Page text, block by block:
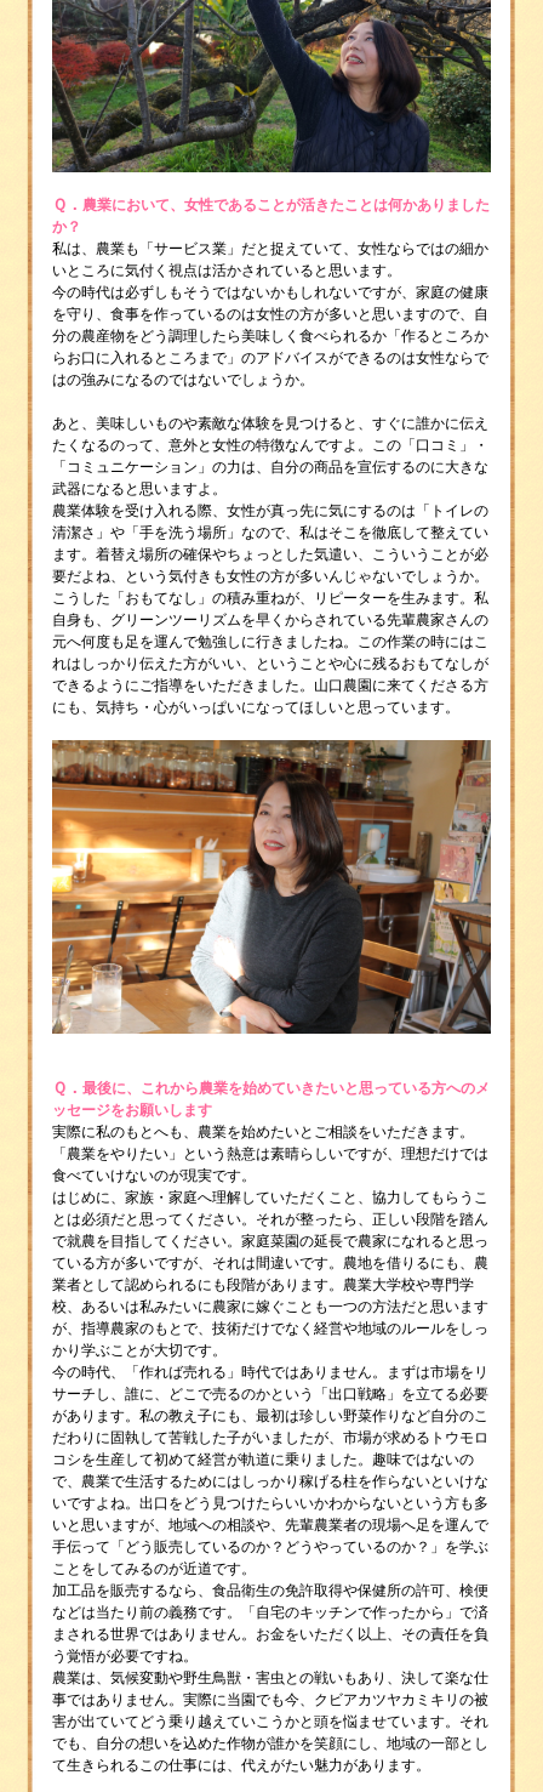
Ｑ． 農業において、女性であることが活きたことは何かありました
か？
私は、農業も「サービス業」だと捉えていて、女性ならではの細か
いところに気付く視点は活かされていると思います。
今の時代は必ずしもそうではないかもしれないですが、家庭の健康
を守り、食事を作っているのは女性の方が多いと思いますので、自
分の農産物をどう調理したら美味しく食べられるか「作るところか
らお口に入れるところまで」のアドバイスができるのは女性ならで
はの強みになるのではないでしょうか。
あと、美味しいものや素敵な体験を見つけると、すぐに誰かに伝え
たくなるのって、意外と女性の特徴なんですよ。この「口コミ」・
「コミュニケーション」の力は、自分の商品を宣伝するのに大きな
武器になると思いますよ。
農業体験を受け入れる際、女性が真っ先に気にするのは「トイレの
清潔さ」や「手を洗う場所」なので、私はそこを徹底して整えてい
ます。着替え場所の確保やちょっとした気遣い、こういうことが必
要だよね、という気付きも女性の方が多いんじゃないでしょうか。
こうした「おもてなし」の積み重ねが、リピーターを生みます。私
自身も、グリーンツーリズムを早くからされている先輩農家さんの
元へ何度も足を運んで勉強しに行きましたね。この作業の時にはこ
れはしっかり伝えた方がいい、ということや心に残るおもてなしが
できるようにご指導をいただきました。山口農園に来てくださる方
にも、気持ち・心がいっぱいになってほしいと思っています。
Ｑ． 最後に、これから農業を始めていきたいと思っている方へのメ
ッセージをお願いします
実際に私のもとへも、農業を始めたいとご相談をいただきます。
「農業をやりたい」という熱意は素晴らしいですが、理想だけでは
食べていけないのが現実です。
はじめに、家族・家庭へ理解していただくこと、協力してもらうこ
とは必須だと思ってください。それが整ったら、正しい段階を踏ん
で就農を目指してください。家庭菜園の延長で農家になれると思っ
ている方が多いですが、それは間違いです。農地を借りるにも、農
業者として認められるにも段階があります。農業大学校や専門学
校、あるいは私みたいに農家に嫁ぐことも一つの方法だと思います
が、指導農家のもとで、技術だけでなく経営や地域のルールをしっ
かり学ぶことが大切です。
今の時代、「作れば売れる」時代ではありません。まずは市場をリ
サーチし、誰に、どこで売るのかという「出口戦略」を立てる必要
があります。私の教え子にも、最初は珍しい野菜作りなど自分のこ
だわりに固執して苦戦した子がいましたが、市場が求めるトウモロ
コシを生産して初めて経営が軌道に乗りました。趣味ではないの
で、農業で生活するためにはしっかり稼げる柱を作らないといけな
いですよね。出口をどう見つけたらいいかわからないという方も多
いと思いますが、地域への相談や、先輩農業者の現場へ足を運んで
手伝って「どう販売しているのか？どうやっているのか？」を学ぶ
ことをしてみるのが近道です。
加工品を販売するなら、食品衛生の免許取得や保健所の許可、検便
などは当たり前の義務です。「自宅のキッチンで作ったから」で済
まされる世界ではありません。お金をいただく以上、その責任を負
う覚悟が必要ですね。
農業は、気候変動や野生鳥獣・害虫との戦いもあり、決して楽な仕
事ではありません。実際に当園でも今、クビアカツヤカミキリの被
害が出ていてどう乗り越えていこうかと頭を悩ませています。それ
でも、自分の想いを込めた作物が誰かを笑顔にし、地域の一部とし
て生きられるこの仕事には、代えがたい魅力があります。